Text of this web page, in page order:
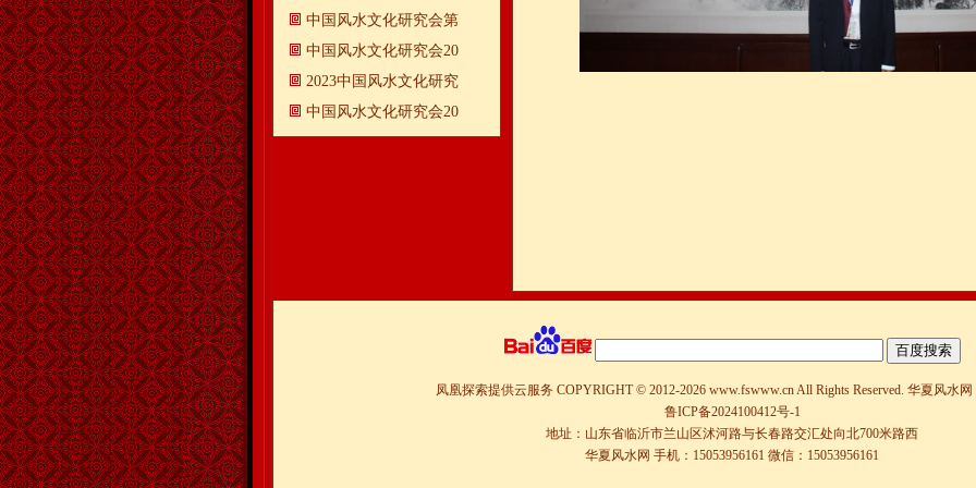
中国风水文化研究会第
中国风水文化研究会20
2023中国风水文化研究
中国风水文化研究会20
凤凰探索提供云服务 COPYRIGHT © 2012-2026 www.fswww.cn All Rights Reserved. 华夏风水网
鲁ICP备2024100412号-1
地址：山东省临沂市兰山区沭河路与长春路交汇处向北700米路西
华夏风水网 手机：15053956161 微信：15053956161